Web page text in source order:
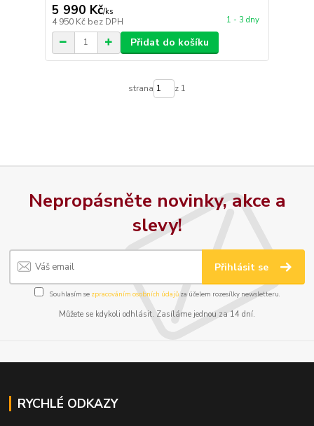
5 990 Kč/ks
4 950 Kč bez DPH 1 - 3 dny
Přidat do košíku
strana z 1
Nepropásněte novinky, akce a
slevy!
Přihlásit se
Souhlasím se zpracováním osobních údajůza účelem rozesílky newsletteru.
Můžete se kdykoli odhlásit. Zasíláme jednou za 14 dní.
RYCHLÉ ODKAZY